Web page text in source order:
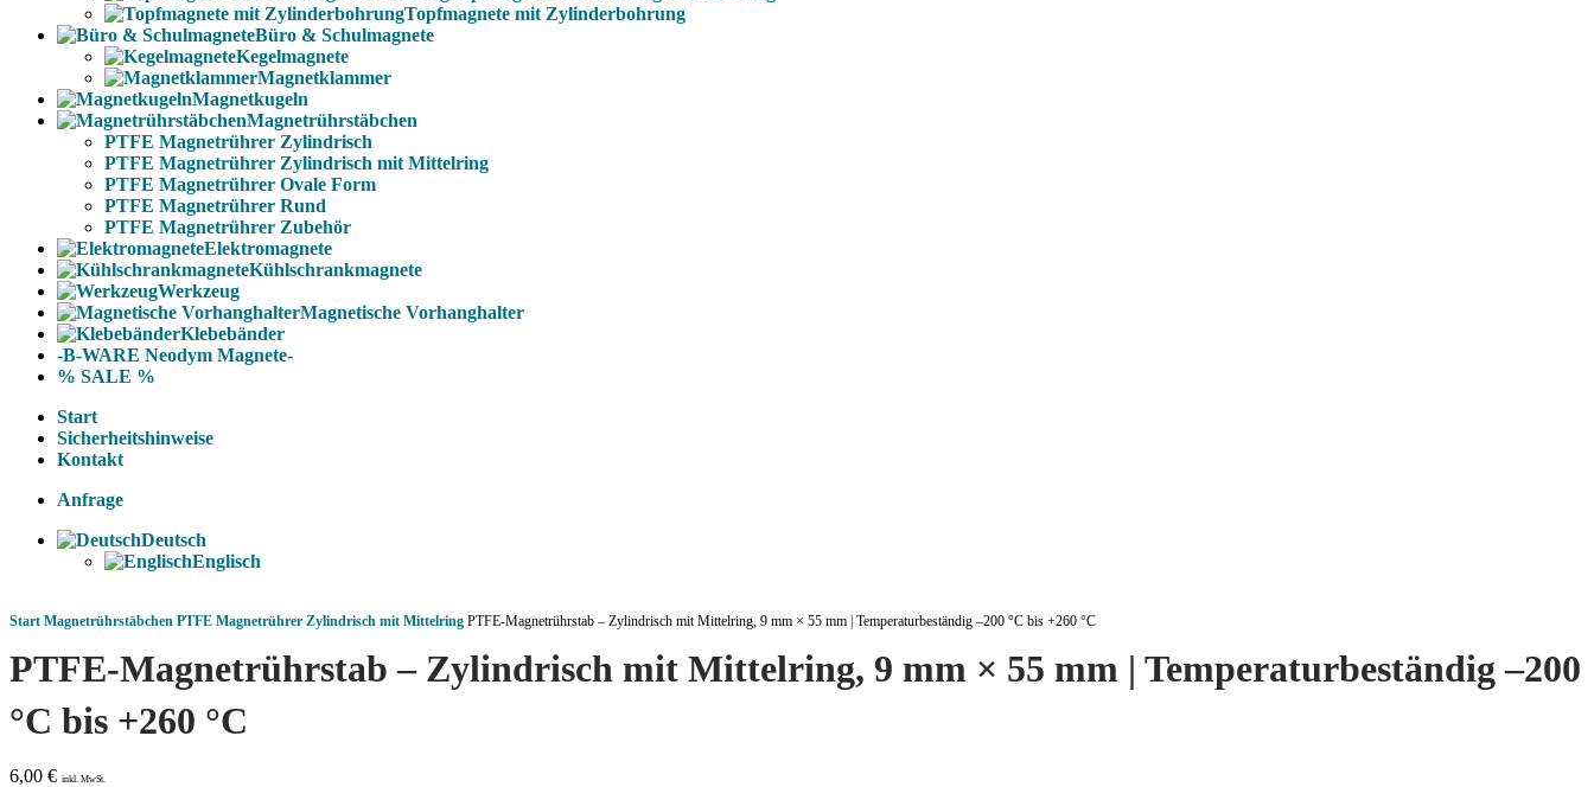
Topfmagnete mit Zylinderbohrung
Büro & Schulmagnete
Kegelmagnete
Magnetklammer
Magnetkugeln
Magnetrührstäbchen
PTFE Magnetrührer Zylindrisch
PTFE Magnetrührer Zylindrisch mit Mittelring
PTFE Magnetrührer Ovale Form
PTFE Magnetrührer Rund
PTFE Magnetrührer Zubehör
Elektromagnete
Kühlschrankmagnete
Werkzeug
Magnetische Vorhanghalter
Klebebänder
-B-WARE Neodym Magnete-
% SALE %
Start
Sicherheitshinweise
Kontakt
Anfrage
Deutsch
Englisch
Start Magnetrührstäbchen PTFE Magnetrührer Zylindrisch mit Mittelring PTFE-Magnetrührstab – Zylindrisch mit Mittelring, 9 mm × 55 mm | Temperaturbeständig –200 °C bis +260 °C
PTFE-Magnetrührstab – Zylindrisch mit Mittelring, 9 mm × 55 mm | Temperaturbeständig –200
°C bis +260 °C
6,00 € inkl. MwSt.